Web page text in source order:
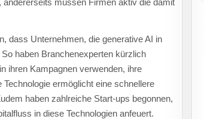
müssen Firmen aktiv die damit
dass Unternehmen, die generative AI in
haben Branchenexperten kürzlich
ihren Kampagnen verwenden, ihre
ermöglicht eine schnellere
haben zahlreiche Start-ups begonnen,
in diese Technologien anfeuert.